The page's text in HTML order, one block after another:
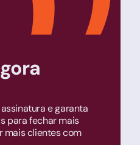
e garanta
para fechar mais
mais clientes com